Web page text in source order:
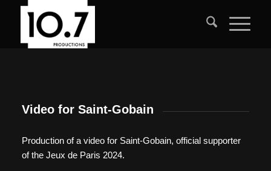
Video for Saint-Gobain
Production of a video for Saint-Gobain, official supporter
of the Jeux de Paris 2024.